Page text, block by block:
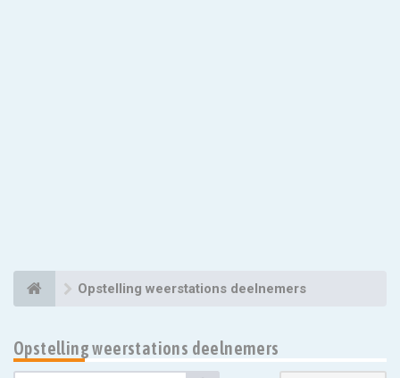
Opstelling weerstations deelnemers
Opstelling weerstations deelnemers